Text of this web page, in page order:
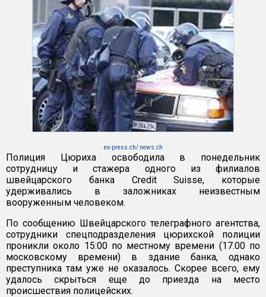
ex-press.ch/ news.ch
Полиция Цюриха освободила в понедельник
сотрудницу и стажера одного из филиалов
швейцарского банка Credit Suisse, которые
удерживались в заложниках неизвестным
вооруженным человеком.
По сообщению Швейцарского телеграфного агентства,
сотрудники спецподразделения цюрихской полиции
проникли около 15:00 по местному времени (17.00 по
московскому времени) в здание банка, однако
преступника там уже не оказалось. Скорее всего, ему
удалось скрыться еще до приезда на место
происшествия полицейских.